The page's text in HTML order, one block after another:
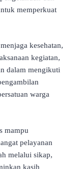
memperkuat
kesehatan,
kegiatan,
dalam mengikuti
warga
mampu
pelayanan
melalui sikap,
kasih